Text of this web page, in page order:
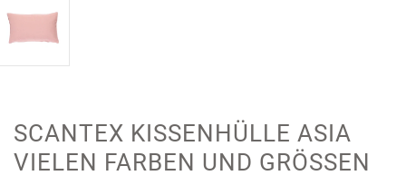
SCANTEX KISSENHÜLLE ASIA
VIELEN FARBEN UND GRÖSSEN